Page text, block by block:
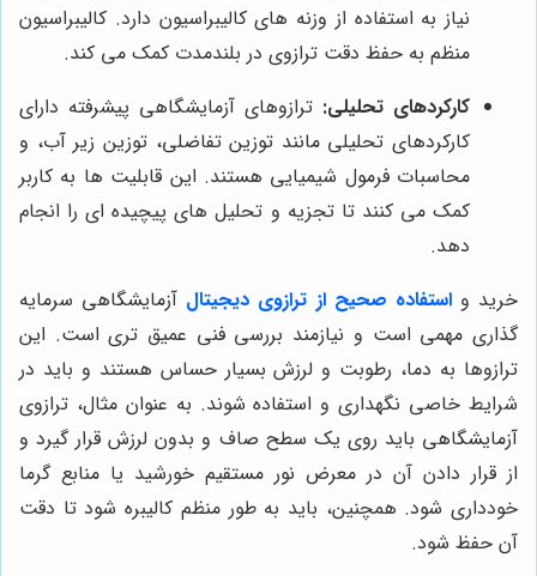
نیاز به استفاده از وزنه های کالیبراسیون دارد. کالیبراسیون
منظم به حفظ دقت ترازوی در بلندمدت کمک می کند.
کارکردهای تحلیلی: ترازوهای آزمایشگاهی پیشرفته دارای
کارکردهای تحلیلی مانند توزین تفاضلی، توزین زیر آب، و
محاسبات فرمول شیمیایی هستند. این قابلیت ها به کاربر
کمک می کنند تا تجزیه و تحلیل های پیچیده ای را انجام
دهد.
خرید واستفاده صحیح از ترازوی دیجیتال آزمایشگاهی سرمایه
گذاری مهمی است و نیازمند بررسی فنی عمیق تری است. این
ترازوها به دما، رطوبت و لرزش بسیار حساس هستند و باید در
شرایط خاصی نگهداری و استفاده شوند. به عنوان مثال، ترازوی
آزمایشگاهی باید روی یک سطح صاف و بدون لرزش قرار گیرد و
از قرار دادن آن در معرض نور مستقیم خورشید یا منابع گرما
خودداری شود. همچنین، باید به طور منظم کالیبره شود تا دقت
آن حفظ شود.